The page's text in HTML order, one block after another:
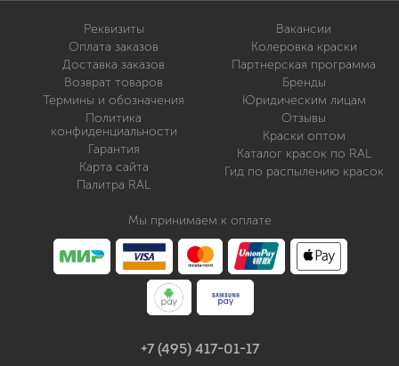
Реквизиты
Оплата заказов
Доставка заказов
Возврат товаров
Термины и обозначения
Политика
конфиденциальности
Гарантия
Карта сайта
Палитра RAL
Вакансии
Колеровка краски
Партнерская программа
Бренды
Юридическим лицам
Отзывы
Краски оптом
Каталог красок по RAL
Гид по распылению красок
Мы принимаем к оплате
+7 (495) 417-01-17